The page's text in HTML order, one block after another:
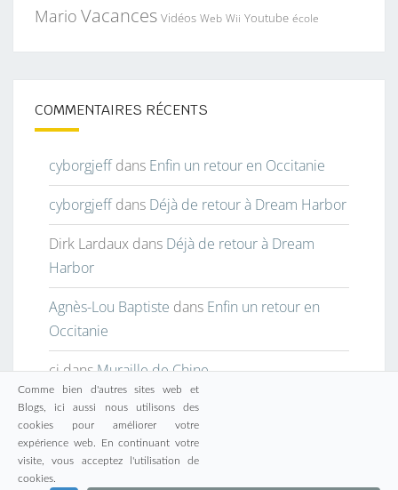
Mario Vacances Vidéos Web Wii Youtube école
COMMENTAIRES RÉCENTS
cyborgjeffdans Enfin un retour en Occitanie
cyborgjeffdans Déjà de retour à Dream Harbor
Dirk Lardaux dans Déjà de retour à Dream
Harbor
Agnès-Lou Baptiste dans Enfin un retour en
Occitanie
cjdansMuraille de Chine
© 2026 Fièrement propulsé par
Comme bien d'autres sites web et
Blogs, ici aussi nous utilisons des
cookies pour améliorer votre
expérience web. En continuant votre
visite, vous acceptez l'utilisation de
cookies.